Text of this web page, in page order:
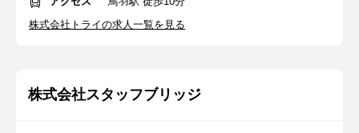
株式会社トライの求人一覧を見る
株式会社スタッフブリッジ